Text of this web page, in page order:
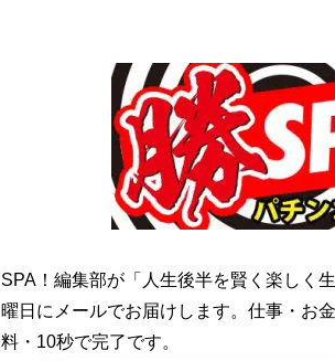
SPA！編集部が「人生後半を賢く楽しく
曜日にメールでお届けします。仕事・お
料・10秒で完了です。